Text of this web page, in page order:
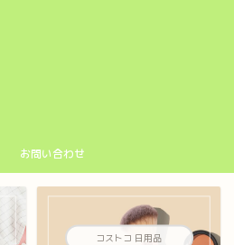
お問い合わせ
コストコ 日用品